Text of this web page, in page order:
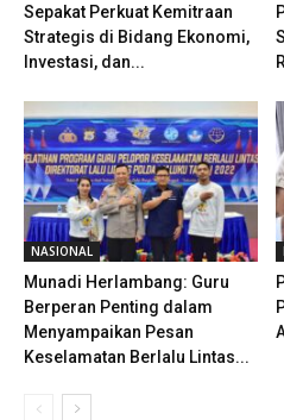
Sepakat Perkuat Kemitraan
Strategis di Bidang Ekonomi,
Investasi, dan...
NASIONAL
Munadi Herlambang: Guru
Berperan Penting dalam
Menyampaikan Pesan
Keselamatan Berlalu Lintas...